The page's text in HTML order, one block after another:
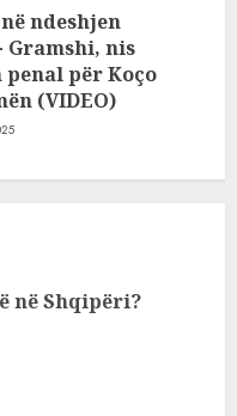
ndeshjen
Gramshi, nis
për Koço
(VIDEO)
në Shqipëri?